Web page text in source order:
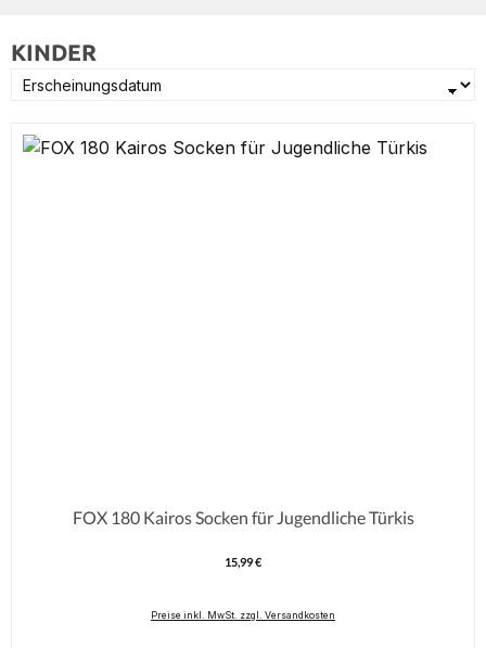
KINDER
FOX 180 Kairos Socken für Jugendliche Türkis
Regulärer Preis:
15,99 €
Preise inkl. MwSt. zzgl. Versandkosten